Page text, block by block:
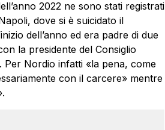
2022 ne sono stati registrati
dove si è suicidato il
dell’anno ed era padre di due
la presidente del Consiglio
Per Nordio infatti «la pena, come
con il carcere» mentre